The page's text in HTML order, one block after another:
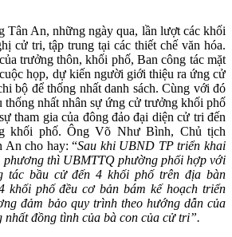
Tân An, những ngày qua, lần lượt các khối
cử tri, tập trung tại các thiết chế văn hóa.
trưởng thôn, khối phố, Ban công tác mặt
họp, dự kiến người giới thiệu ra ứng cử
bộ để thống nhất danh sách. Cùng với đó
nhất nhân sự ứng cử trưởng khối phố
tham gia của đông đảo đại diện cử tri đến
khối phố. Ông Võ Như Bình, Chủ tịch
cho hay: “Sau khi UBND TP triển khai
phương thì UBMTTQ phường phối hợp với
tác bầu cử đến 4 khối phố trên địa bàn
khối phố đều cơ bản bám kế hoạch triển
đảm bảo quy trình theo hướng dẫn của
nhất đồng tình của bà con của cử tri”.